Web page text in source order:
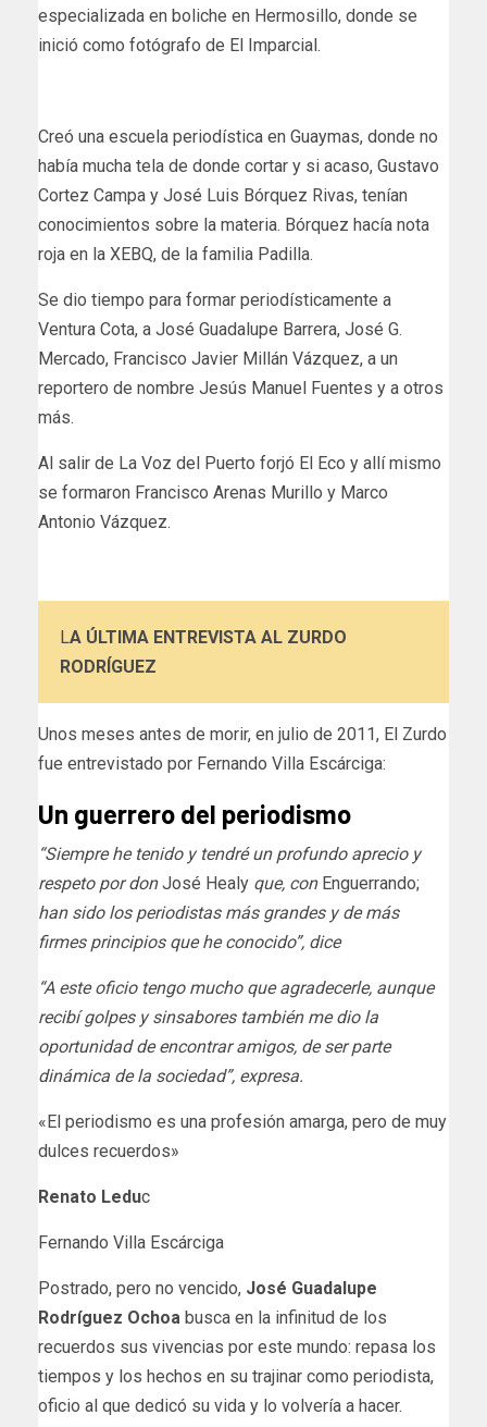
especializada en boliche en Hermosillo, donde se
inició como fotógrafo de El Imparcial.
Creó una escuela periodística en Guaymas, donde no
había mucha tela de donde cortar y si acaso, Gustavo
Cortez Campa y José Luis Bórquez Rivas, tenían
conocimientos sobre la materia. Bórquez hacía nota
roja en la XEBQ, de la familia Padilla.
Se dio tiempo para formar periodísticamente a
Ventura Cota, a José Guadalupe Barrera, José G.
Mercado, Francisco Javier Millán Vázquez, a un
reportero de nombre Jesús Manuel Fuentes y a otros
más.
Al salir de La Voz del Puerto forjó El Eco y allí mismo
se formaron Francisco Arenas Murillo y Marco
Antonio Vázquez.
LA ÚLTIMA ENTREVISTA AL ZURDO
RODRÍGUEZ
Unos meses antes de morir, en julio de 2011, El Zurdo
fue entrevistado por Fernando Villa Escárciga:
Un guerrero del periodismo
“Siempre he tenido y tendré un profundo aprecio y
respeto por donJosé Healy que, conEnguerrando;
han sido los periodistas más grandes y de más
firmes principios que he conocido”, dice
“A este oficio tengo mucho que agradecerle, aunque
recibí golpes y sinsabores también me dio la
oportunidad de encontrar amigos, de ser parte
dinámica de la sociedad”, expresa.
«El periodismo es una profesión amarga, pero de muy
dulces recuerdos»
Renato Leduc
Fernando Villa Escárciga
Postrado, pero no vencido, José Guadalupe
Rodríguez Ochoa busca en la infinitud de los
recuerdos sus vivencias por este mundo: repasa los
tiempos y los hechos en su trajinar como periodista,
oficio al que dedicó su vida y lo volvería a hacer.